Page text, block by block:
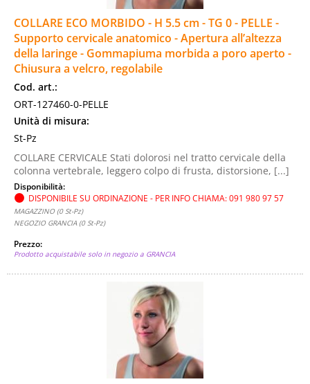
COLLARE ECO MORBIDO - H 5.5 cm - TG 0 - PELLE -
Supporto cervicale anatomico - Apertura all’altezza
della laringe - Gommapiuma morbida a poro aperto -
Chiusura a velcro, regolabile
Cod. art.:
ORT-127460-0-PELLE
Unità di misura:
St-Pz
COLLARE CERVICALE Stati dolorosi nel tratto cervicale della
colonna vertebrale, leggero colpo di frusta, distorsione, [...]
Disponibilità:
DISPONIBILE SU ORDINAZIONE - PER INFO CHIAMA: 091 980 97 57
MAGAZZINO (0 St-Pz)
NEGOZIO GRANCIA (0 St-Pz)
Prezzo:
Prodotto acquistabile solo in negozio a GRANCIA